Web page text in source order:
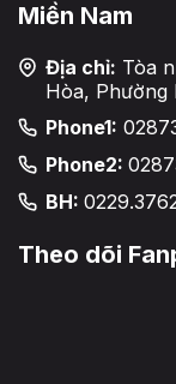
Miền Nam
Địa chỉ: Tòa
Hòa, Phường
Phone1:
Phone2:
BH:
Theo dõi